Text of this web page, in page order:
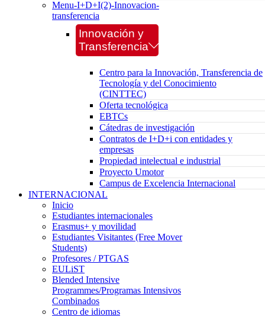
Menu-I+D+I(2)-Innovacion-
transferencia
Innovación y
Transferencia
Centro para la Innovación, Transferencia de
Tecnología y del Conocimiento
(CINTTEC)
Oferta tecnológica
EBTCs
Cátedras de investigación
Contratos de I+D+i con entidades y
empresas
Propiedad intelectual e industrial
Proyecto Umotor
Campus de Excelencia Internacional
INTERNACIONAL
Inicio
Estudiantes internacionales
Erasmus+ y movilidad
Estudiantes Visitantes (Free Mover
Students)
Profesores / PTGAS
EULiST
Blended Intensive
Programmes/Programas Intensivos
Combinados
Centro de idiomas